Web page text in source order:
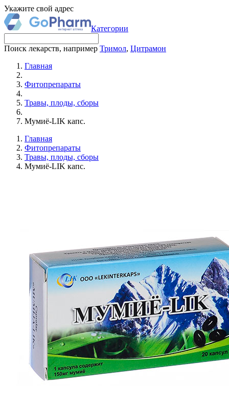
Укажите свой адрес
Категории
Поиск лекарств, например Тримол, Цитрамон
Главная
Фитопрепараты
Травы, плоды, сборы
Мумиё-LIK капс.
Главная
Фитопрепараты
Травы, плоды, сборы
Мумиё-LIK капс.